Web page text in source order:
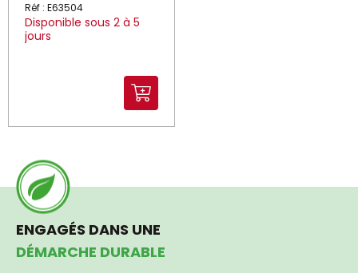
Réf : E63504
Disponible sous 2 à 5
jours
ENGAGÉS DANS UNE
DÉMARCHE DURABLE